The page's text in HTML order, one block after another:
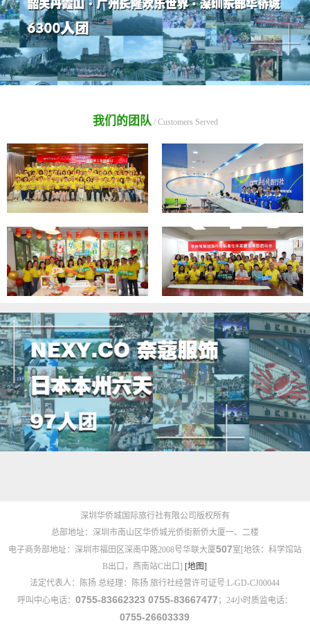
我们的团队/ Customers Served
深圳华侨城国际旅行社有限公司版权所有
总部地址：深圳市南山区华侨城光侨街新侨大厦一、二楼
电子商务部地址：深圳市福田区深南中路2008号华联大厦507室[地铁：科学馆站
B出口，燕南站C出口] [地图]
法定代表人：陈扬 总经理：陈扬 旅行社经营许可证号:L-GD-CJ00044
呼叫中心电话： 0755-83662323 0755-83667477 ；24小时质监电话：
0755-26603339